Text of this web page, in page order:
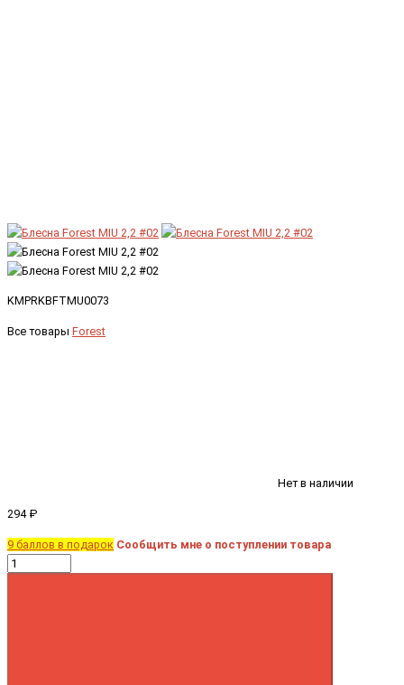
KMPRKBFTMU0073
Все товары Forest
Нет в наличии
294 ₽
9 баллов в подарок Сообщить мне о поступлении товара